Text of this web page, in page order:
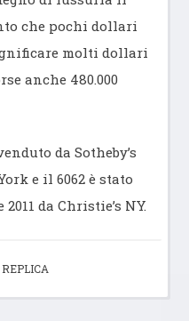
che pochi dollari
molti dollari
anche 480.000
da Sotheby’s
e il 6062 è stato
da Christie’s NY.